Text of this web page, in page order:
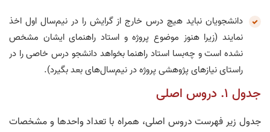
دانشجویان نباید هیچ درس خارج از گرایش را در نیم‌سال اول اخذ
نمایند (زیرا هنوز موضوع پروژه و استاد راهنمای ایشان مشخص
نشده است و چه‌بسا استاد راهنما بخواهد دانشجو درس خاصی را در
راستای نیازهای پژوهشی پروژه در نیم‌سال‌های بعد بگیرد).
جدول ۱. دروس اصلی
جدول زیر فهرست دروس اصلی، همراه با تعداد واحدها و مشخصات